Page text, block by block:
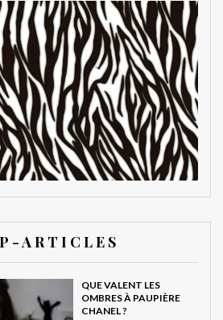
- A R T I C L E S
QUE VALENT LES
OMBRES À PAUPIÈRE
CHANEL ?